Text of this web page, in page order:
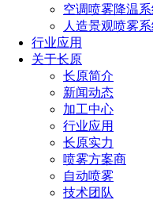
空调喷雾降温
人造景观喷雾
行业应用
关于长原
长原简介
新闻动态
加工中心
行业应用
长原实力
喷雾方案商
自动喷雾
技术团队